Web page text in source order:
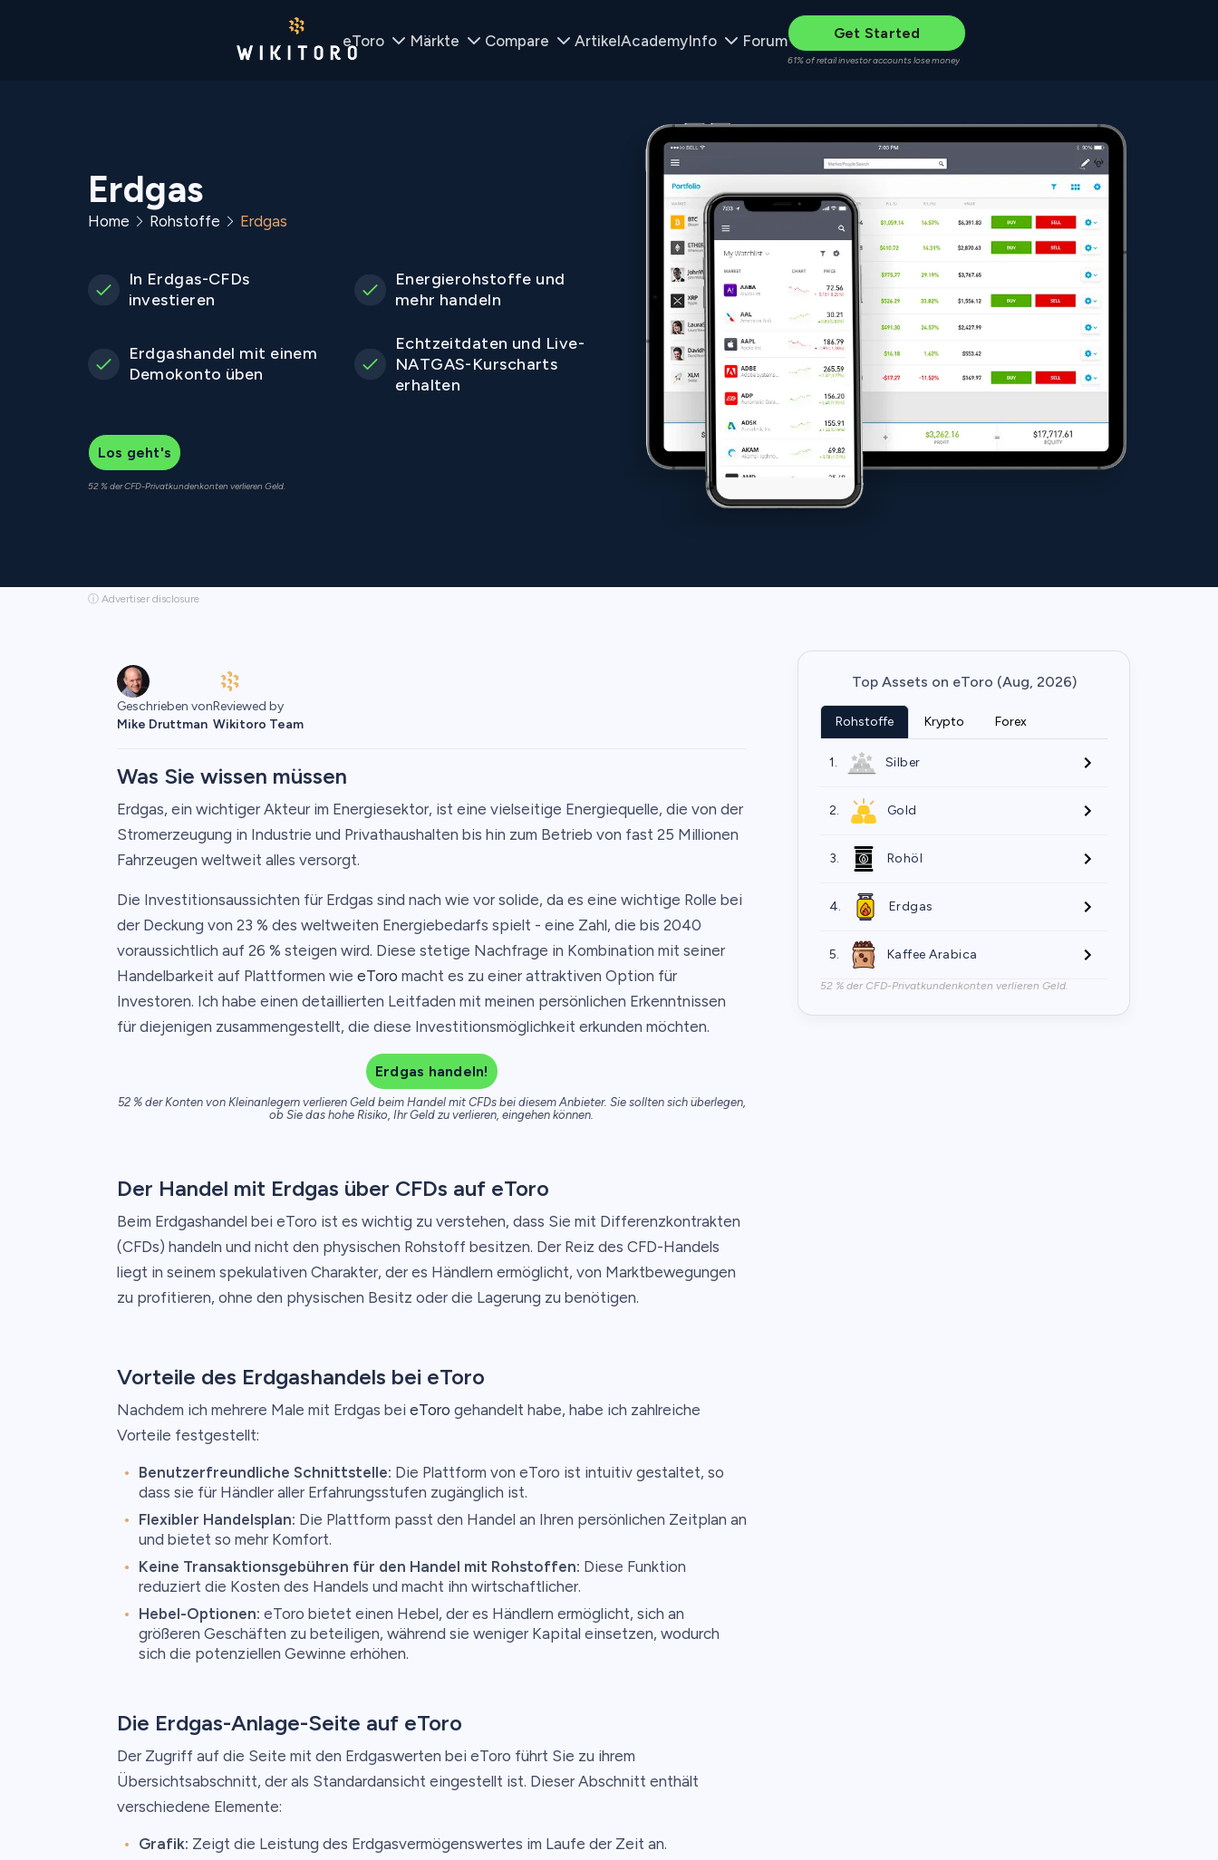
eToro Märkte Compare ArtikelAcademyInfo Forum Get Started
61% of retail investor accounts lose money
Erdgas
Home Rohstoffe Erdgas
In Erdgas-CFDs
investieren
Energierohstoffe und
mehr handeln
Erdgashandel mit einem
Demokonto üben
Echtzeitdaten und Live-
NATGAS-Kurscharts
erhalten
Los geht's
52 % der CFD-Privatkundenkonten verlieren Geld.
ⓘ Advertiser disclosure
Geschrieben von
Mike Druttman
Reviewed by
Wikitoro Team
Was Sie wissen müssen
Erdgas, ein wichtiger Akteur im Energiesektor, ist eine vielseitige Energiequelle, die von der
Stromerzeugung in Industrie und Privathaushalten bis hin zum Betrieb von fast 25 Millionen
Fahrzeugen weltweit alles versorgt.
Die Investitionsaussichten für Erdgas sind nach wie vor solide, da es eine wichtige Rolle bei
der Deckung von 23 % des weltweiten Energiebedarfs spielt - eine Zahl, die bis 2040
voraussichtlich auf 26 % steigen wird. Diese stetige Nachfrage in Kombination mit seiner
Handelbarkeit auf Plattformen wie eToro macht es zu einer attraktiven Option für
Investoren. Ich habe einen detaillierten Leitfaden mit meinen persönlichen Erkenntnissen
für diejenigen zusammengestellt, die diese Investitionsmöglichkeit erkunden möchten.
Erdgas handeln!
52 % der Konten von Kleinanlegern verlieren Geld beim Handel mit CFDs bei diesem Anbieter. Sie sollten sich überlegen,
ob Sie das hohe Risiko, Ihr Geld zu verlieren, eingehen können.
Der Handel mit Erdgas über CFDs auf eToro
Beim Erdgashandel bei eToro ist es wichtig zu verstehen, dass Sie mit Differenzkontrakten
(CFDs) handeln und nicht den physischen Rohstoff besitzen. Der Reiz des CFD-Handels
liegt in seinem spekulativen Charakter, der es Händlern ermöglicht, von Marktbewegungen
zu profitieren, ohne den physischen Besitz oder die Lagerung zu benötigen.
Vorteile des Erdgashandels bei eToro
Nachdem ich mehrere Male mit Erdgas bei eToro gehandelt habe, habe ich zahlreiche
Vorteile festgestellt:
Benutzerfreundliche Schnittstelle: Die Plattform von eToro ist intuitiv gestaltet, so
dass sie für Händler aller Erfahrungsstufen zugänglich ist.
Flexibler Handelsplan: Die Plattform passt den Handel an Ihren persönlichen Zeitplan an
und bietet so mehr Komfort.
Keine Transaktionsgebühren für den Handel mit Rohstoffen: Diese Funktion
reduziert die Kosten des Handels und macht ihn wirtschaftlicher.
Hebel-Optionen: eToro bietet einen Hebel, der es Händlern ermöglicht, sich an
größeren Geschäften zu beteiligen, während sie weniger Kapital einsetzen, wodurch
sich die potenziellen Gewinne erhöhen.
Die Erdgas-Anlage-Seite auf eToro
Der Zugriff auf die Seite mit den Erdgaswerten bei eToro führt Sie zu ihrem
Übersichtsabschnitt, der als Standardansicht eingestellt ist. Dieser Abschnitt enthält
verschiedene Elemente:
Grafik: Zeigt die Leistung des Erdgasvermögenswertes im Laufe der Zeit an.
Top Assets on eToro (Aug, 2026)
Rohstoffe Krypto Forex
1. Silber
2. Gold
3. Rohöl
4. Erdgas
5. Kaffee Arabica
52 % der CFD-Privatkundenkonten verlieren Geld.